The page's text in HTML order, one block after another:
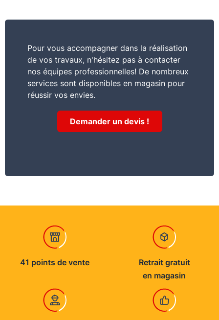
Pour vous accompagner dans la réalisation
de vos travaux, n'hésitez pas à contacter
nos équipes professionnelles! De nombreux
services sont disponibles en magasin pour
réussir vos envies.
Demander un devis !
41 points de vente
Retrait gratuit
en magasin